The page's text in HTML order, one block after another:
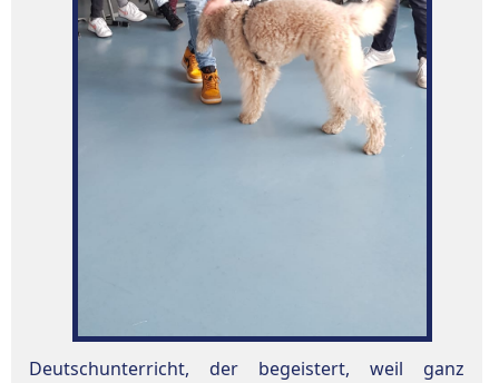
Deutschunterricht, der begeistert, weil ganz